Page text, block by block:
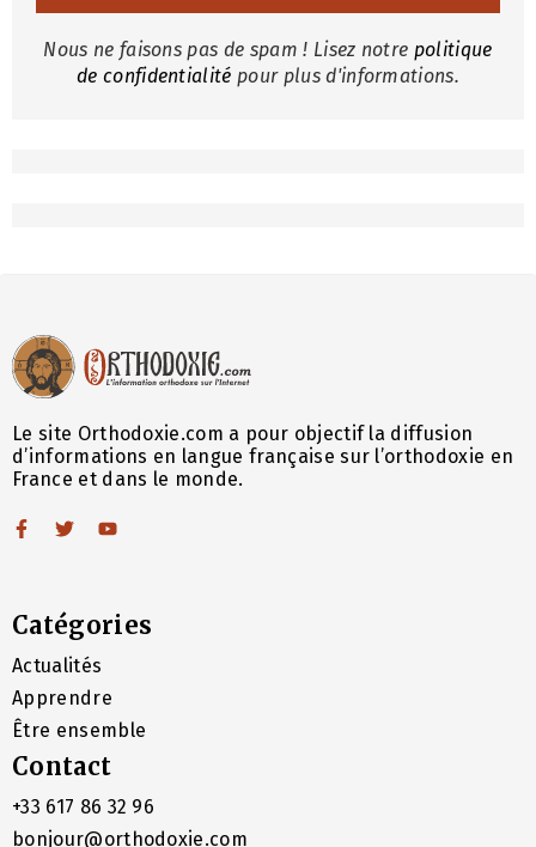
Nous ne faisons pas de spam ! Lisez notre politique
de confidentialité pour plus d'informations.
Le site Orthodoxie.com a pour objectif la diffusion
d’informations en langue française sur l’orthodoxie en
France et dans le monde.
Catégories
Actualités
Apprendre
Être ensemble
Contact
+33 617 86 32 96
bonjour@orthodoxie.com